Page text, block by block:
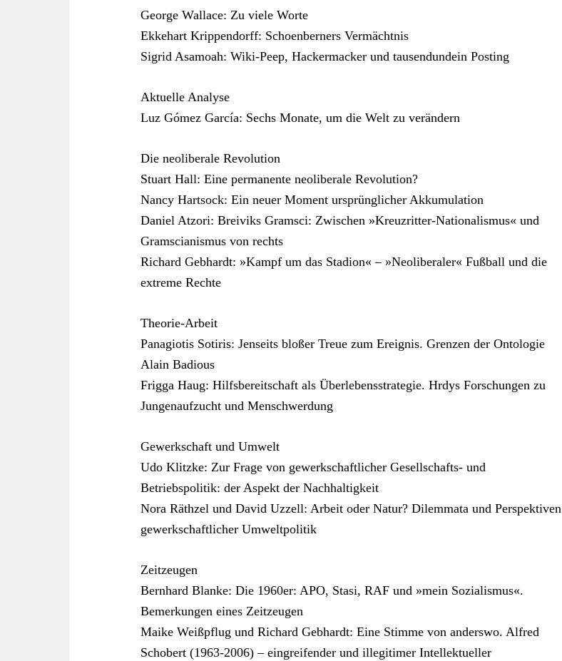
George Wallace: Zu viele Worte
Ekkehart Krippendorff: Schoenberners Vermächtnis
Sigrid Asamoah: Wiki-Peep, Hackermacker und tausendundein Posting
Aktuelle Analyse
Luz Gómez García: Sechs Monate, um die Welt zu verändern
Die neoliberale Revolution
Stuart Hall: Eine permanente neoliberale Revolution?
Nancy Hartsock: Ein neuer Moment ursprünglicher Akkumulation
Daniel Atzori: Breiviks Gramsci: Zwischen »Kreuzritter-Nationalismus« und
Gramscianismus von rechts
Richard Gebhardt: »Kampf um das Stadion« – »Neoliberaler« Fußball und die
extreme Rechte
Theorie-Arbeit
Panagiotis Sotiris: Jenseits bloßer Treue zum Ereignis. Grenzen der Ontologie
Alain Badious
Frigga Haug: Hilfsbereitschaft als Überlebensstrategie. Hrdys Forschungen zu
Jungenaufzucht und Menschwerdung
Gewerkschaft und Umwelt
Udo Klitzke: Zur Frage von gewerkschaftlicher Gesellschafts- und
Betriebspolitik: der Aspekt der Nachhaltigkeit
Nora Räthzel und David Uzzell: Arbeit oder Natur? Dilemmata und Perspektiven
gewerkschaftlicher Umweltpolitik
Zeitzeugen
Bernhard Blanke: Die 1960er: APO, Stasi, RAF und »mein Sozialismus«.
Bemerkungen eines Zeitzeugen
Maike Weißpflug und Richard Gebhardt: Eine Stimme von anderswo. Alfred
Schobert (1963-2006) – eingreifender und illegitimer Intellektueller